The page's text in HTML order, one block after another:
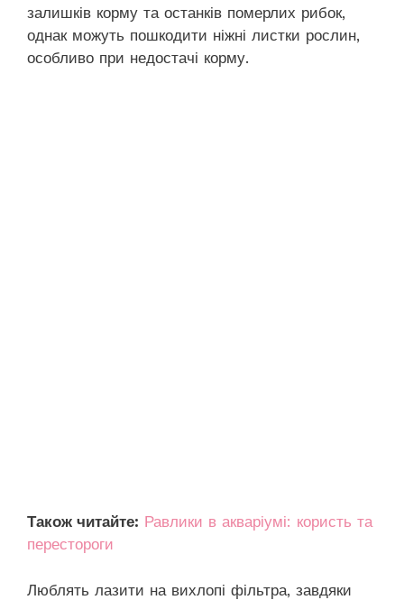
залишків корму та останків померлих рибок,
однак можуть пошкодити ніжні листки рослин,
особливо при недостачі корму.
Також читайте: Равлики в акваріумі: користь та
перестороги
Люблять лазити на вихлопі фільтра, завдяки